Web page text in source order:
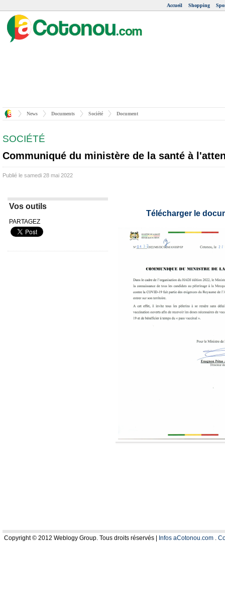
Accueil Shopping
News Documents Société Document
SOCIÉTÉ
Communiqué du ministère de la santé à
Publié le samedi 28 mai 2022
Vos outils
PARTAGEZ
Télécharger le
Copyright © 2012 Weblogy Group. Tous droits réservés | Infos aCotonou.com .